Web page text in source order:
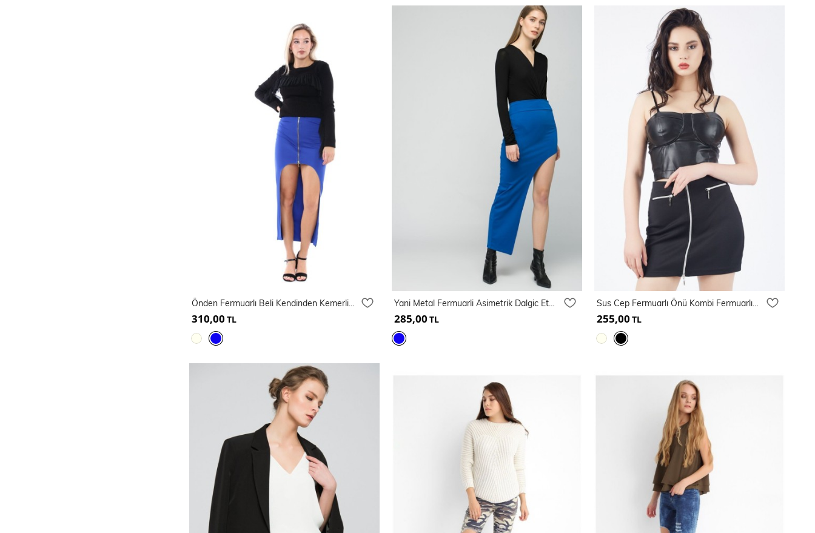
Önden Fermuarlı Beli Kendinden Kemerli Etek
310,00 TL
Yani Metal Fermuarli Asimetrik Dalgic Etek | Etk13302
285,00 TL
Sus Cep Fermuarlı Önü Kombi Fermuarlı Scuba Etek
255,00 TL